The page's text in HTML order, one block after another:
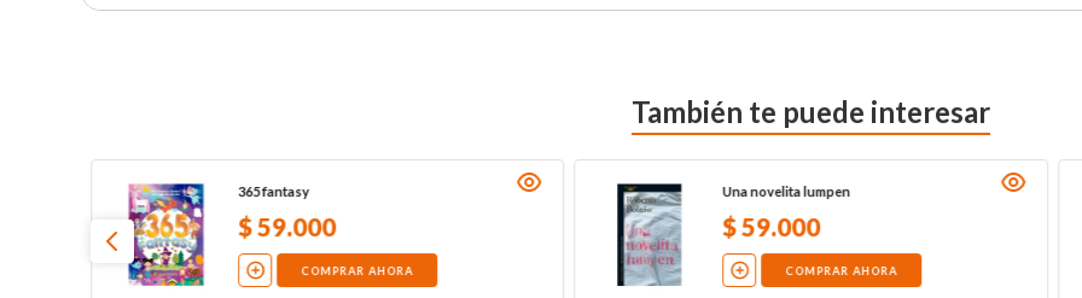
También te puede interesar
365 fantasy
$59.000
COMPRAR AHORA
Una novelita lumpen
$59.000
COMPRAR AHORA